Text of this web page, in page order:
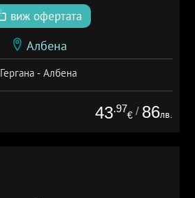
виж офертата
Албена
Гергана - Албена
43.97
€ / 86лв.